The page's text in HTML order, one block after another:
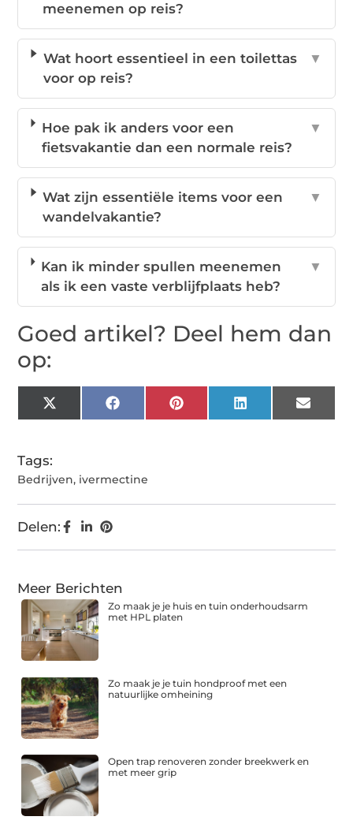
meenemen op reis?
Wat hoort essentieel in een toilettas
voor op reis?
▼
Hoe pak ik anders voor een
fietsvakantie dan een normale reis?
▼
Wat zijn essentiële items voor een
wandelvakantie?
▼
Kan ik minder spullen meenemen
als ik een vaste verblijfplaats heb?
▼
Goed artikel? Deel hem dan
op:
X
(Twitter)
FacebookPinterestLinkedIn Email
Tags:
Bedrijven, ivermectine
Delen:
Meer Berichten
Zo maak je je huis en tuin onderhoudsarm
met HPL platen
Zo maak je je tuin hondproof met een
natuurlijke omheining
Open trap renoveren zonder breekwerk en
met meer grip